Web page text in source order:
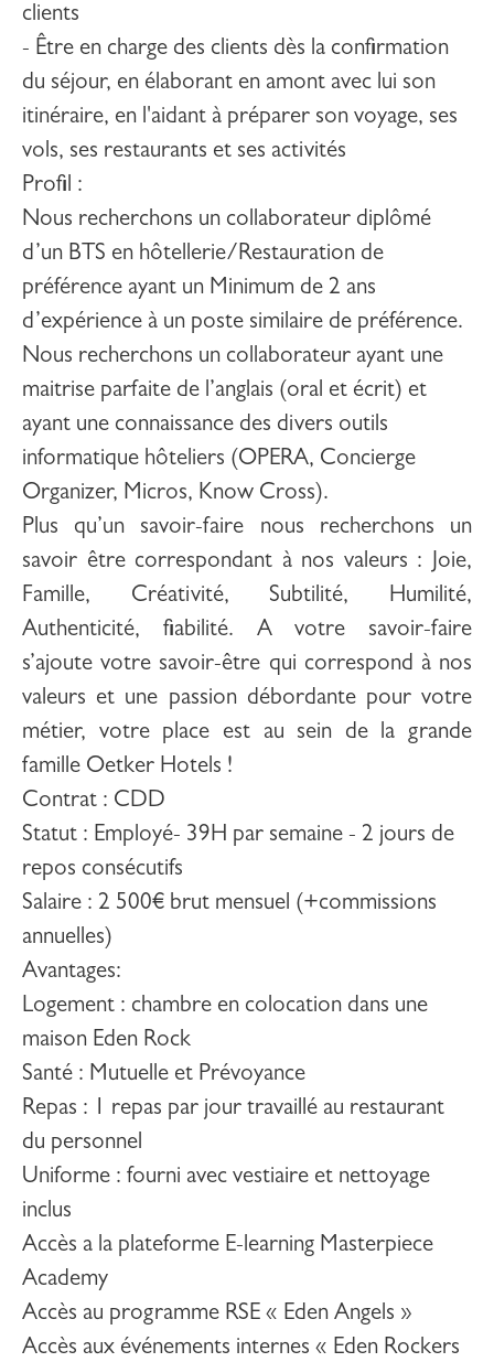
clients
- Être en charge des clients dès la confirmation
du séjour, en élaborant en amont avec lui son
itinéraire, en l'aidant à préparer son voyage, ses
vols, ses restaurants et ses activités
Profil :
Nous recherchons un collaborateur diplômé
d’un BTS en hôtellerie/Restauration de
préférence ayant un Minimum de 2 ans
d’expérience à un poste similaire de préférence.
Nous recherchons un collaborateur ayant une
maitrise parfaite de l’anglais (oral et écrit) et
ayant une connaissance des divers outils
informatique hôteliers (OPERA, Concierge
Organizer, Micros, Know Cross).
Plus qu’un savoir-faire nous recherchons un
savoir être correspondant à nos valeurs : Joie,
Famille, Créativité, Subtilité, Humilité,
Authenticité, fiabilité. A votre savoir-faire
s’ajoute votre savoir-être qui correspond à nos
valeurs et une passion débordante pour votre
métier, votre place est au sein de la grande
famille Oetker Hotels !
Contrat : CDD
Statut : Employé- 39H par semaine - 2 jours de
repos consécutifs
Salaire : 2 500€ brut mensuel (+commissions
annuelles)
Avantages:
Logement : chambre en colocation dans une
maison Eden Rock
Santé : Mutuelle et Prévoyance
Repas : 1 repas par jour travaillé au restaurant
du personnel
Uniforme : fourni avec vestiaire et nettoyage
inclus
Accès a la plateforme E-learning Masterpiece
Academy
Accès au programme RSE « Eden Angels »
Accès aux événements internes « Eden Rockers